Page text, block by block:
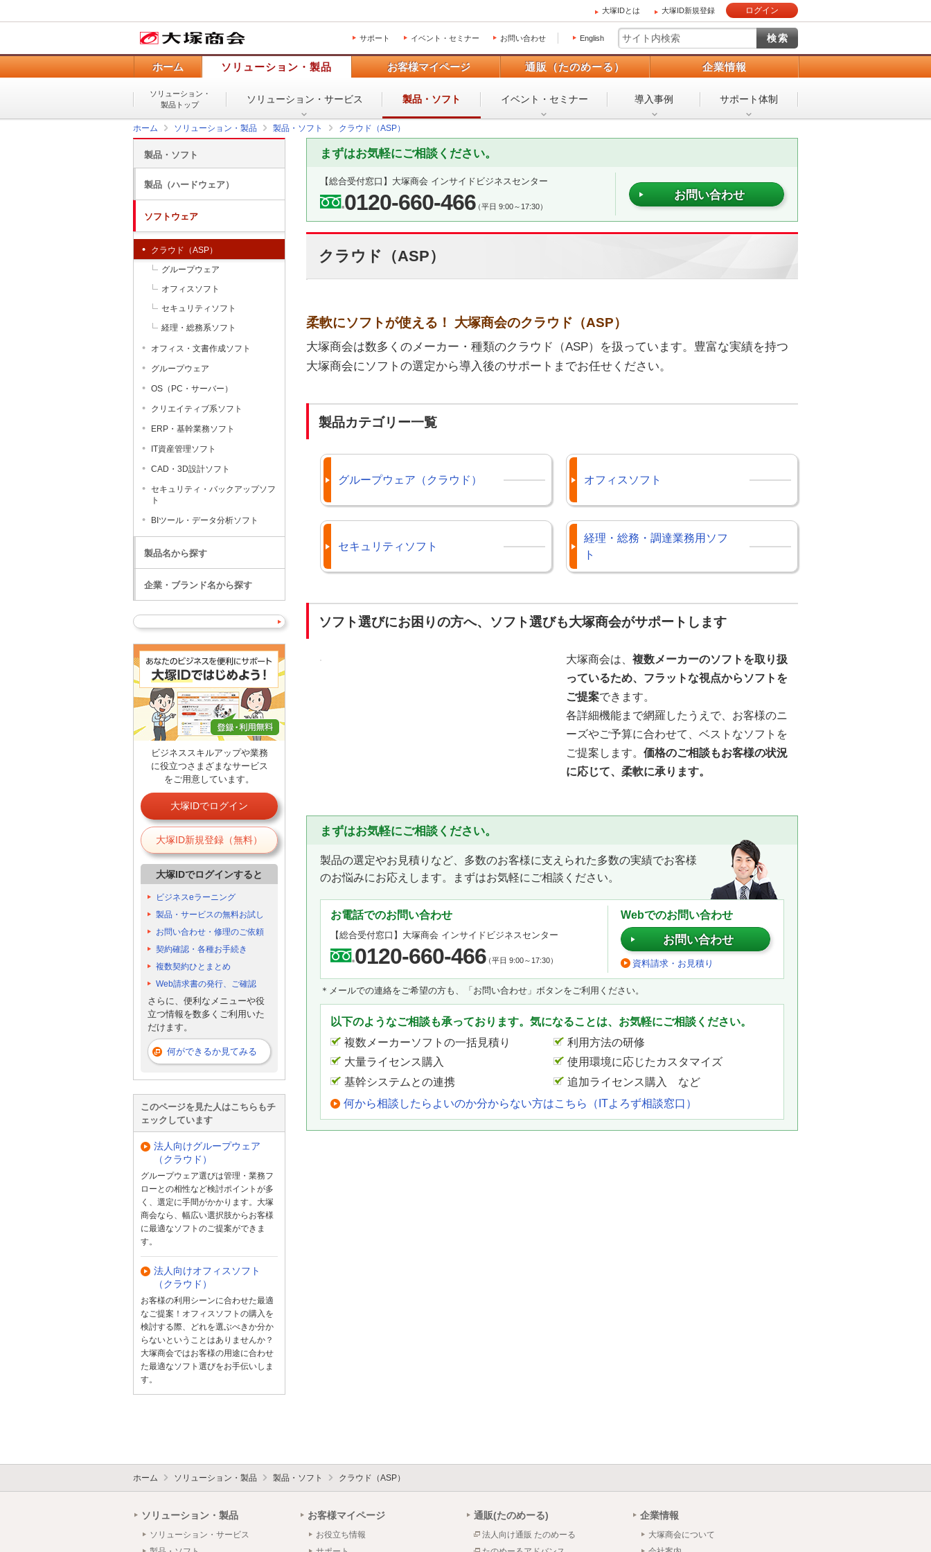
大塚IDとは 大塚ID新規登録 ログイン
サポート イベント・セミナー お問い合わせ English
ホーム ソリューション・製品 お客様マイページ 通販（たのめーる） 企業情報
ソリューション・
製品トップ
ソリューション・ サービス 製品・ソフト イベント・ セミナー 導入事例 サポート体制
ホーム ソリューション・製品 製品・ソフト クラウド（ASP）
まずはお気軽にご相談ください。
【総合受付窓口】 大塚商会 インサイドビジネスセンター
0120-660-466（平日 9:00～17:30）
お問い合わせ
クラウド（ASP）
柔軟にソフトが使える！ 大塚商会のクラウド（ASP）
大塚商会は数多くのメーカー・種類のクラウド（ASP）を扱っています。豊富な実績を持つ
大塚商会にソフトの選定から導入後のサポートまでお任せください。
製品カテゴリー一覧
グループウェア（クラウド） オフィスソフト
セキュリティソフト
経理・総務・調達業務用ソフ
ト
ソフト選びにお困りの方へ、ソフト選びも大塚商会がサポートします
大塚商会は、 複数メーカーのソフトを取り扱
っているため、フラットな視点からソフトを
ご提案できます。
各詳細機能まで網羅したうえで、お客様のニ
ーズやご予算に合わせて、ベストなソフトを
ご提案します。 価格のご相談もお客様の状況
に応じて、柔軟に承ります。
まずはお気軽にご相談ください。
製品の選定やお見積りなど、多数のお客様に支えられた多数の実績でお客様
のお悩みにお応えします。まずはお気軽にご相談ください。
お電話でのお問い合わせ
【総合受付窓口】 大塚商会 インサイドビジネスセンター
0120-660-466（平日 9:00～17:30）
Webでのお問い合わせ
お問い合わせ
資料請求・お見積り
＊メールでの連絡をご希望の方も、「お問い合わせ」ボタンをご利用ください。
以下のようなご相談も承っております。気になることは、お気軽にご相談ください。
複数メーカーソフトの一括見積り
利用方法の研修
大量ライセンス購入
使用環境に応じたカスタマイズ
基幹システムとの連携
追加ライセンス購入 など
何から相談したらよいのか分からない方はこちら（ITよろず相談窓口）
製品・ソフト
製品（ハードウェア）
ソフトウェア
クラウド（ASP）
グループウェア
オフィスソフト
セキュリティソフト
経理・総務系ソフト
オフィス・文書作成ソフト
グループウェア
OS（PC・サーバー）
クリエイティブ系ソフト
ERP・基幹業務ソフト
IT資産管理ソフト
CAD・3D設計ソフト
セキュリティ・バックアップソフ
ト
BIツール・データ分析ソフト
製品名から探す
企業・ブランド名から探す
ビジネススキルアップや業務
に役立つさまざまなサービス
をご用意しています。
大塚IDでログイン
大塚ID新規登録（無料）
大塚IDでログインすると
ビジネスeラーニング
製品・サービスの無料お試し
お問い合わせ・修理のご依頼
契約確認・各種お手続き
複数契約ひとまとめ
Web請求書の発行、ご確認
さらに、便利なメニューや役
立つ情報を数多くご利用いた
だけます。
何ができるか見てみる
このページを見た人はこちらもチ
ェックしています
法人向けグループウェア
（クラウド）
グループウェア選びは管理・業務フ
ローとの相性など検討ポイントが多
く、選定に手間がかかります。大塚
商会なら、幅広い選択肢からお客様
に最適なソフトのご提案ができま
す。
法人向けオフィスソフト
（クラウド）
お客様の利用シーンに合わせた最適
なご提案！オフィスソフトの購入を
検討する際、どれを選ぶべきか分か
らないということはありませんか？
大塚商会ではお客様の用途に合わせ
た最適なソフト選びをお手伝いしま
す。
ホーム ソリューション・製品 製品・ソフト クラウド（ASP）
ソリューション・製品
ソリューション・サービス
お客様マイページ
お役立ち情報
通販(たのめーる)
法人向け通販 たのめーる
企業情報
大塚商会について